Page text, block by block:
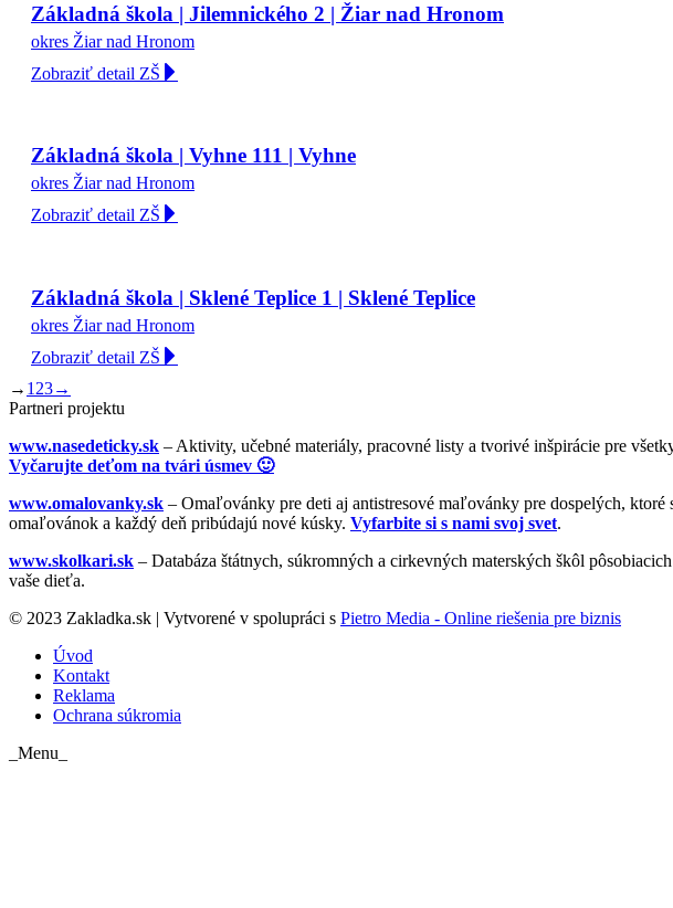
Základná škola | Jilemnického 2 | Žiar nad Hronom
okres Žiar nad Hronom
Zobraziť detail ZŠ
Základná škola | Vyhne 111 | Vyhne
okres Žiar nad Hronom
Zobraziť detail ZŠ
Základná škola | Sklené Teplice 1 | Sklené Teplice
okres Žiar nad Hronom
Zobraziť detail ZŠ
→ 1 23→
Partneri projektu
www.nasedeticky.sk – Aktivity, učebné materiály, pracovné listy a tvorivé inšpirácie pre
Vyčarujte deťom na tvári úsmev 🙂
www.omalovanky.sk – Omaľovánky pre deti aj antistresové maľovánky pre dospelých,
omaľovánok a každý deň pribúdajú nové kúsky. Vyfarbite si s nami svoj svet.
www.skolkari.sk – Databáza štátnych, súkromných a cirkevných materských škôl
vaše dieťa.
© 2023 Zakladka.sk | Vytvorené v spolupráci s Pietro Media - Online riešenia pre biznis
Úvod
Kontakt
Reklama
Ochrana súkromia
_Menu_